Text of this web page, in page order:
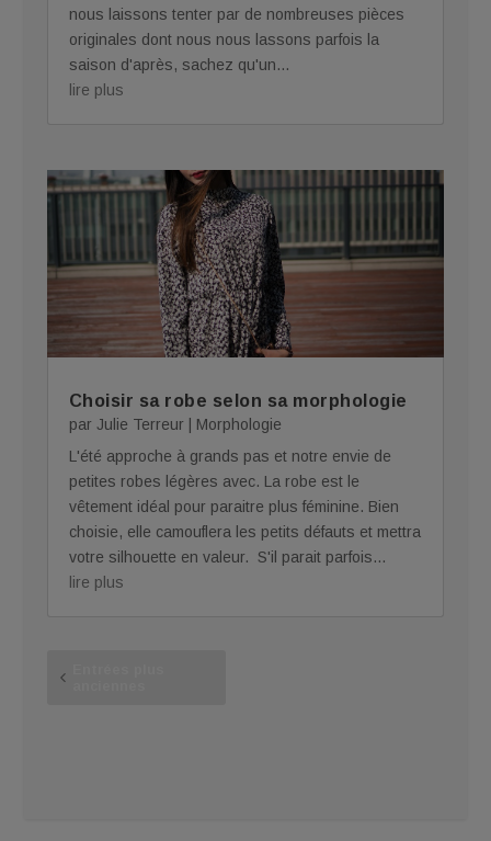
nous laissons tenter par de nombreuses pièces
originales dont nous nous lassons parfois la
saison d'après, sachez qu'un...
lire plus
Choisir sa robe selon sa morphologie
par Julie Terreur
Morphologie
L'été approche à grands pas et notre envie de
petites robes légères avec. La robe est le
vêtement idéal pour paraitre plus féminine. Bien
choisie, elle camouflera les petits défauts et mettra
votre silhouette en valeur. S'il parait parfois...
lire plus